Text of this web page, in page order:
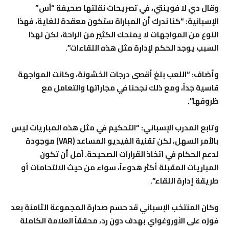
وقال دي لا فوينتي، في تصريحات نقلتها صحيفة “آس”
الإسبانية: “كنا ندرك أن المباراة ستكون معقدة للغاية، فهذا
النوع من المواجهات لا يمنحك الكثير من الراحة، لكن لهذا
السبب يوجد الحكم لإدارة مثل هذه اللقاءات”.
وأضاف: “اللعب بلغ أقصى درجات الخشونة، وكانت المواجهة
قاسية جداً، ومع ذلك نجحنا في مجاراتها والتعامل مع
ظروفها”.
وتابع المدرب الإسباني: “التحكيم في مثل هذه المباريات ليس
بالأمر السهل، لكن تقنية الفيديو المساعد (VAR) موجودة
لدعم الحكام في اتخاذ القرارات الصحيحة. آمل أن تكون
المباريات المقبلة أكثر هدوءاً، سواء من حيث الالتحامات أو
طريقة إدارة اللقاء”.
وكان المنتخب الإسباني قد حسم صدارة المجموعة الثامنة بعد
فوزه على الأوروغواي بهدف دون رد، محققاً العلامة الكاملة